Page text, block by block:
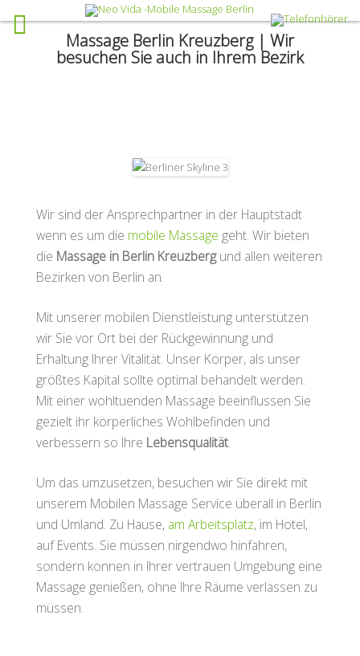
Massage Berlin Kreuzberg | Wir
besuchen Sie auch in Ihrem Bezirk
Wir sind der Ansprechpartner in der Hauptstadt
wenn es um die mobile Massage geht. Wir bieten
die Massage in Berlin Kreuzbergund allen weiteren
Bezirken von Berlin an.
Mit unserer mobilen Dienstleistung unterstützen
wir Sie vor Ort bei der Rückgewinnung und
Erhaltung Ihrer Vitalität. Unser Körper, als unser
größtes Kapital sollte optimal behandelt werden.
Mit einer wohltuenden Massage beeinflussen Sie
gezielt ihr körperliches Wohlbefinden und
verbessern so Ihre Lebensqualität.
Um das umzusetzen, besuchen wir Sie direkt mit
unserem Mobilen Massage Service überall in Berlin
und Umland. Zu Hause, am Arbeitsplatz, im Hotel,
auf Events. Sie müssen nirgendwo hinfahren,
sondern können in Ihrer vertrauen Umgebung eine
Massage genießen, ohne Ihre Räume verlassen zu
müssen.